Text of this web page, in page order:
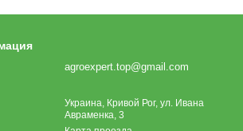
agroexpert.top@gmail.com
Украина, Кривой Рог, ул. Ивана
Авраменка, 3